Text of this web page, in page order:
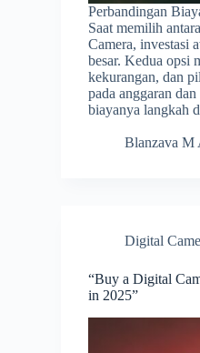
Perbandingan
Saat memilih
Camera, investasi
besar. Kedua opsi
kekurangan, dan
pada anggaran
biayanya langkah
Blanzava M
Digital
“Buy a Digital
in 2025”